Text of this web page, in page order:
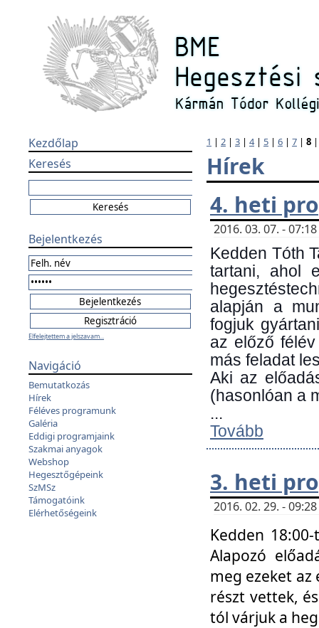
Kezdőlap
Keresés
Bejelentkezés
Elfelejtettem a jelszavam...
Navigáció
Bemutatkozás
Hírek
Féléves programunk
Galéria
Eddigi programjaink
Szakmai anyagok
Webshop
Hegesztőgépeink
SzMSz
Támogatóink
Elérhetőségeink
1 | 2 | 3 | 4| 5 | 6 | 7 | 8
Hírek
4. heti
2016. 03. 07. -
Kedden Tóth
tartani, ahol
alapján a
fogjuk
az előző
más feladat
Aki az
(hasonlóan a
...
Tovább
3. heti
2016. 02. 29. -
Kedden
Alapozó
meg ezeket
részt vettek,
tól várjuk a